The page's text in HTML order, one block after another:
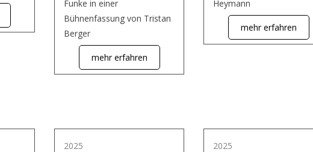
Funke in einer
Bühnenfassung von Tristan
Berger
mehr erfahren
Heymann
mehr erfahren
2025 2025